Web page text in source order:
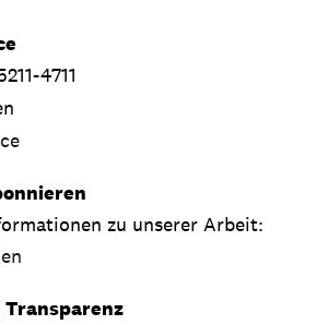
4711
zu unserer Arbeit: